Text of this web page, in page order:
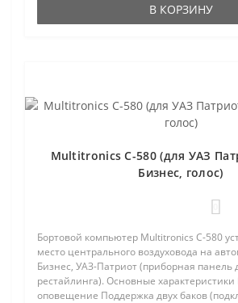
В КОРЗИНУ
Multitronics C-580 (для УАЗ
Бизнес, голос)
Бортовой компьютер Multitronics C-580
место центрального воздуховода на
Бизнес, УАЗ-Патриот (приборная панель
рестайлинга). Основные характеристики
оповещение Поддержка двух баков